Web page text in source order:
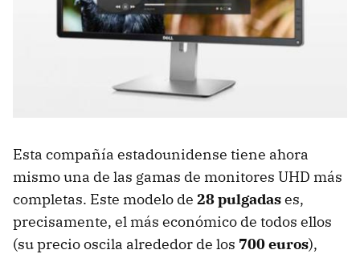
Esta compañía estadounidense tiene ahora
mismo una de las gamas de monitores UHD más
completas. Este modelo de 28 pulgadases,
precisamente, el más económico de todos ellos
(su precio oscila alrededor de los 700 euros),